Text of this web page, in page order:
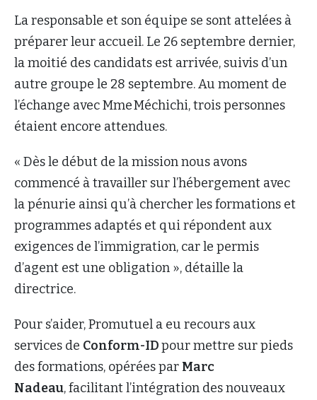
La responsable et son équipe se sont attelées à
préparer leur accueil. Le 26 septembre dernier,
la moitié des candidats est arrivée, suivis d’un
autre groupe le 28 septembre. Au moment de
l’échange avec Mme Méchichi, trois personnes
étaient encore attendues.
« Dès le début de la mission nous avons
commencé à travailler sur l’hébergement avec
la pénurie ainsi qu’à chercher les formations et
programmes adaptés et qui répondent aux
exigences de l’immigration, car le permis
d’agent est une obligation », détaille la
directrice.
Pour s’aider, Promutuel a eu recours aux
services de Conform-IDpour mettre sur pieds
des formations, opérées par Marc
Nadeau, facilitant l’intégration des nouveaux